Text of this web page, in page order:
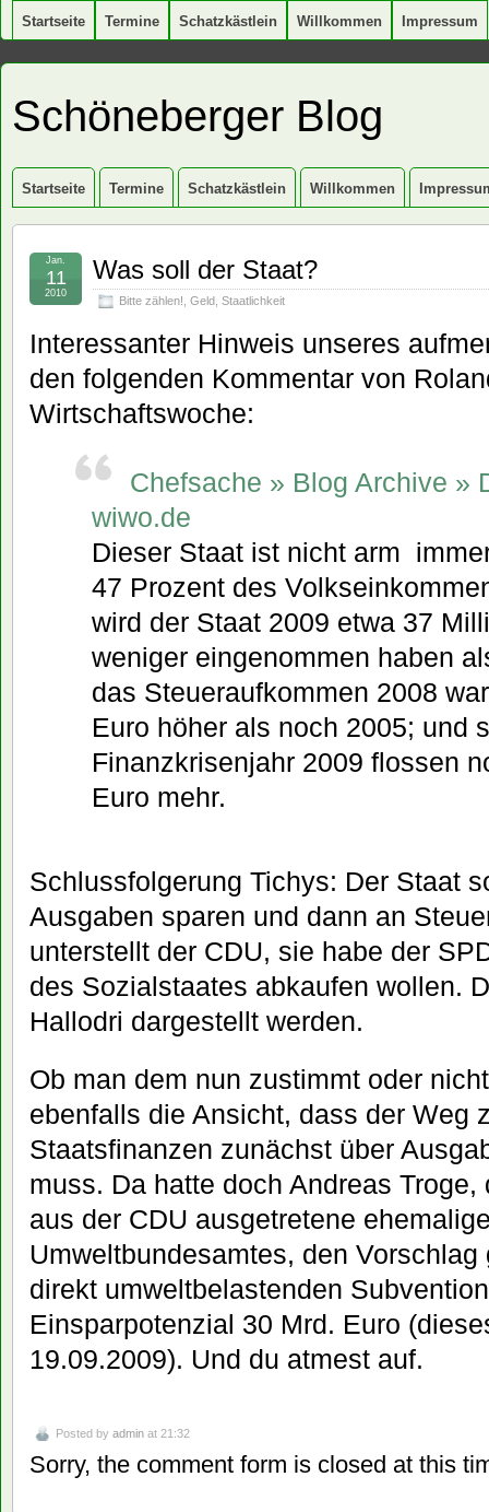
Startseite Termine Schatzkästlein Willkommen Impressum
Schöneberger Blog
Startseite Termine Schatzkästlein Willkommen
Was soll der Staat?
Bitte zählen! Geld Staatlichkeit
Jan.
11
2010
Interessanter Hinweis unseres
den folgenden Kommentar von
Wirtschaftswoche:
Chefsache » Blog Archive »
wiwo.de
Dieser Staat ist nicht arm 
47 Prozent des
wird der Staat 2009 etwa 37
weniger eingenommen haben
das Steueraufkommen 2008
Euro höher als noch 2005; und
Finanzkrisenjahr 2009 flossen
Euro mehr.
Schlussfolgerung Tichys: Der Staat
Ausgaben sparen und dann an
unterstellt der CDU, sie habe der
des Sozialstaates abkaufen wollen.
Hallodri dargestellt werden.
Ob man dem nun zustimmt oder
ebenfalls die Ansicht, dass der Weg
Staatsfinanzen zunächst über
muss. Da hatte doch Andreas
aus der CDU ausgetretene
Umweltbundesamtes, den
direkt umweltbelastenden
Einsparpotenzial 30 Mrd. Euro
19.09.2009). Und du atmest auf.
Posted by admin at 21:32
Sorry, the comment form is closed at this